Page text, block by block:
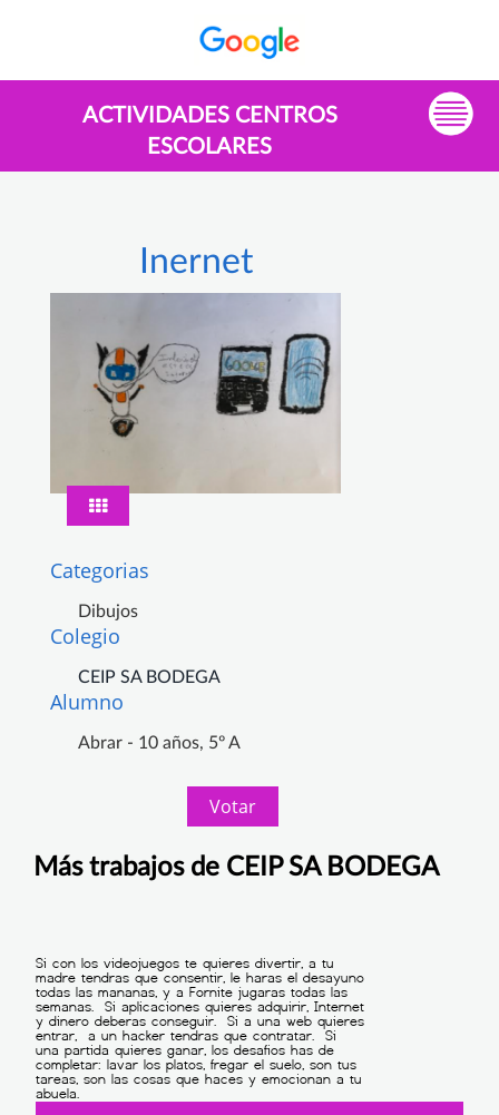
ACTIVIDADES CENTROS
ESCOLARES
Inernet
Categorias
Dibujos
Colegio
CEIP SA BODEGA
Alumno
Abrar - 10 años, 5º A
Votar
Más trabajos de CEIP SA BODEGA